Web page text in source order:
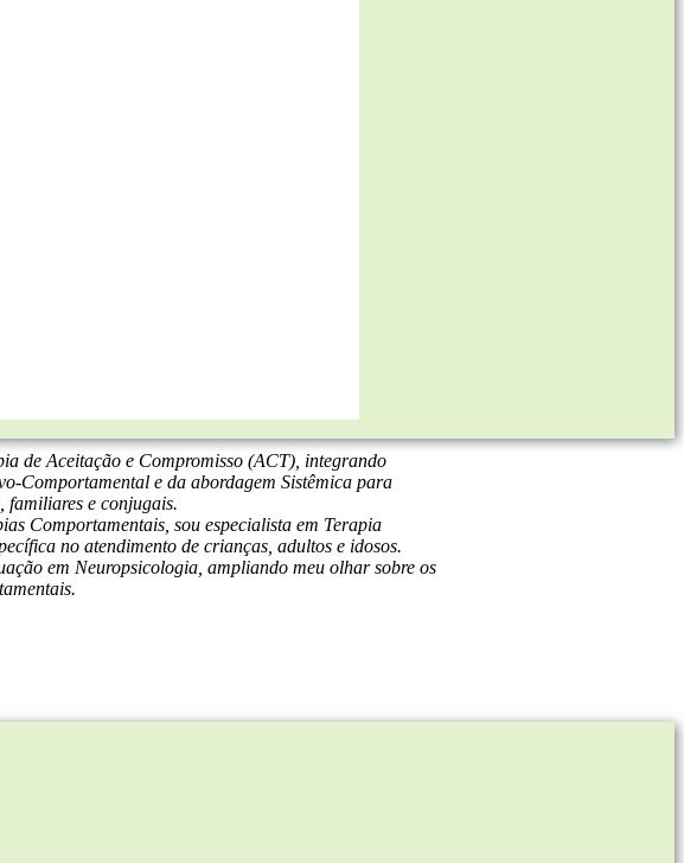
de Aceitação e Compromisso (ACT), integrando
Comportamental e da abordagem Sistêmica para
familiares e conjugais.
Comportamentais, sou especialista em Terapia
no atendimento de crianças, adultos e idosos.
em Neuropsicologia, ampliando meu olhar sobre os